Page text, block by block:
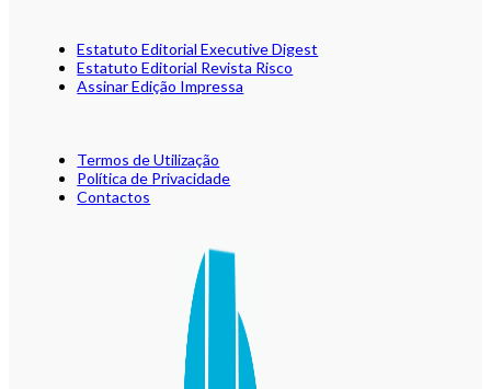
Estatuto Editorial Executive Digest
Estatuto Editorial Revista Risco
Assinar Edição Impressa
Termos de Utilização
Política de Privacidade
Contactos